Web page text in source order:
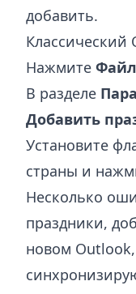
добавить.
Классический
Нажмите Файл
В разделе
Добавить
Установите
страны и
Несколько
праздники,
новом